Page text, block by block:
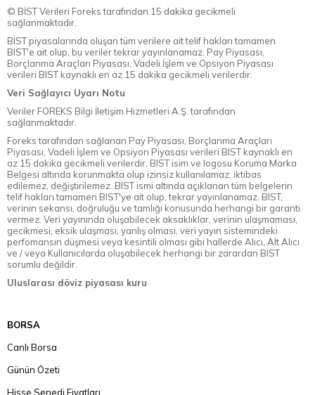
© BİST Verileri Foreks tarafından 15 dakika gecikmeli
sağlanmaktadır.
BIST piyasalarında oluşan tüm verilere ait telif hakları tamamen
BIST'e ait olup, bu veriler tekrar yayınlanamaz. Pay Piyasası,
Borçlanma Araçları Piyasası, Vadeli İşlem ve Opsiyon Piyasası
verileri BIST kaynaklı en az 15 dakika gecikmeli verilerdir.
Veri Sağlayıcı Uyarı Notu
Veriler FOREKS Bilgi İletişim Hizmetleri A.Ş. tarafından
sağlanmaktadır.
Foreks tarafından sağlanan Pay Piyasası, Borçlanma Araçları
Piyasası, Vadeli İşlem ve Opsiyon Piyasası verileri BIST kaynaklı en
az 15 dakika gecikmeli verilerdir. BIST isim ve logosu Koruma Marka
Belgesi altında korunmakta olup izinsiz kullanılamaz, iktibas
edilemez, değiştirilemez. BIST ismi altında açıklanan tüm belgelerin
telif hakları tamamen BIST'ye ait olup, tekrar yayınlanamaz. BIST,
verinin sekansı, doğruluğu ve tamlığı konusunda herhangi bir garanti
vermez. Veri yayınında oluşabilecek aksaklıklar, verinin ulaşmaması,
gecikmesi, eksik ulaşması, yanlış olması, veri yayın sistemindeki
perfomansın düşmesi veya kesintili olması gibi hallerde Alıcı, Alt Alıcı
ve / veya Kullanıcılarda oluşabilecek herhangi bir zarardan BIST
sorumlu değildir.
Uluslarası döviz piyasası kuru
BORSA
Canlı Borsa
Günün Özeti
Hisse Senedi Fiyatları